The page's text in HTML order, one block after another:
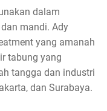
dalam
mandi. Ady
yang amanah
tabung yang
tangga dan industri
dan Surabaya.